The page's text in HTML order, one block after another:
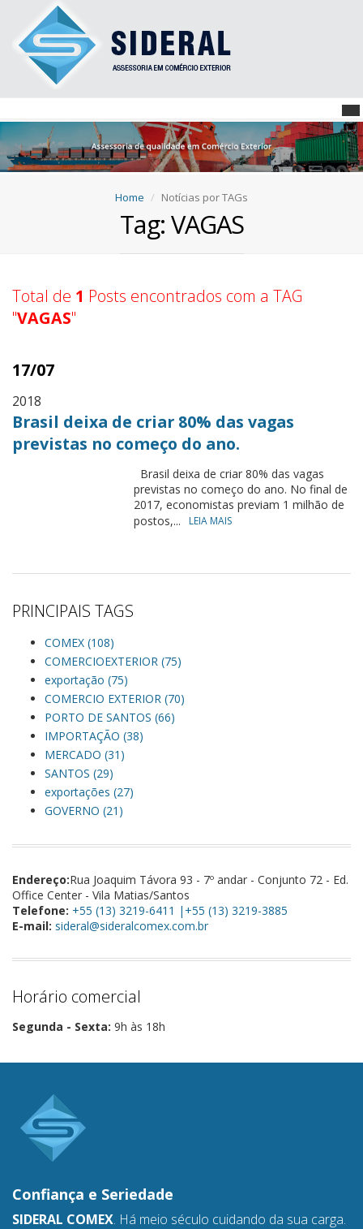
Home Notícias por TAGs
Tag: VAGAS
Total de 1 Posts encontrados com a TAG
"VAGAS"
17/07
2018
Brasil deixa de criar 80% das vagas
previstas no começo do ano.
Brasil deixa de criar 80% das vagas
previstas no começo do ano. No final de
2017, economistas previam 1 milhão de
postos,...
LEIA MAIS
PRINCIPAIS TAGS
COMEX (108)
COMERCIOEXTERIOR (75)
exportação (75)
COMERCIO EXTERIOR (70)
PORTO DE SANTOS (66)
IMPORTAÇÃO (38)
MERCADO (31)
SANTOS (29)
exportações (27)
GOVERNO (21)
Endereço:Rua Joaquim Távora 93 - 7º andar - Conjunto 72 - Ed.
Office Center - Vila Matias/Santos
Telefone: +55 (13) 3219-6411 |+55 (13) 3219-3885
E-mail: sideral@sideralcomex.com.br
Horário comercial
Segunda - Sexta: 9h às 18h
Confiança e Seriedade
SIDERAL COMEX. Há meio século cuidando da sua carga.